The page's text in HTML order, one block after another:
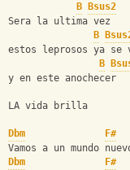
B
Bsus2
Sera la ultima vez
B
estos leprosos ya se
B
y en este anochecer
LA vida brilla
Dbm
F#
Vamos a un mundo
Dbm
F#